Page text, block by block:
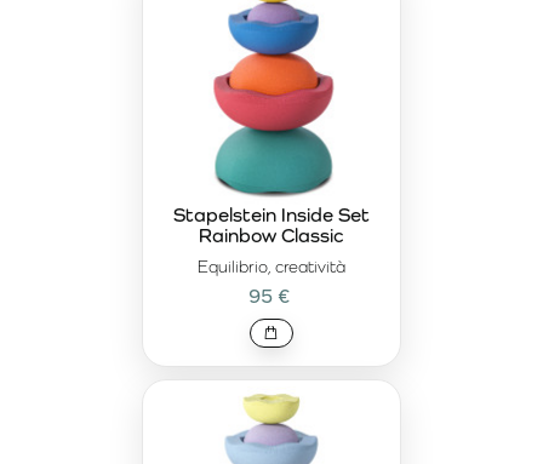
Equilibrio, creatività
Stapelstein Inside Set
Rainbow Classic
95 €